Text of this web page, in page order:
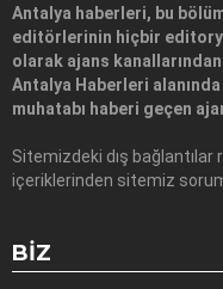
Antalya haberleri, bu
editörlerinin hiçbir
olarak ajans
Antalya Haberleri
muhatabı haberi geçen
Sitemizdeki dış bağlantılar
içeriklerinden sitemiz
BIZ